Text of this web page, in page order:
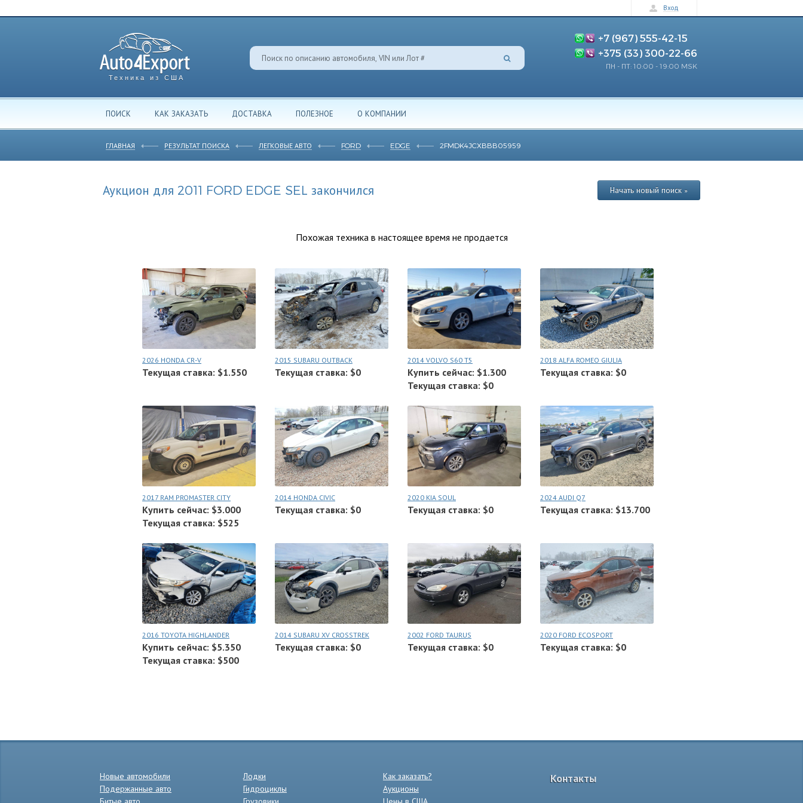
Вход
Техника из США
+7 (967) 555-42-15
+375 (33) 300-22-66
ПН - ПТ: 10:00 - 19:00 MSK
ПОИСК КАК ЗАКАЗАТЬ ДОСТАВКА ПОЛЕЗНОЕ О КОМПАНИИ
ГЛАВНАЯ РЕЗУЛЬТАТ ПОИСКА ЛЕГКОВЫЕ АВТО FORD EDGE 2FMDK4JCXBBB05959
Аукцион для 2011 FORD EDGE SEL закончился Начать новый поиск »
Похожая техника в настоящее время не продается
2026 HONDA CR-V
Текущая ставка: $1.550
2015 SUBARU OUTBACK
Текущая ставка: $0
2014 VOLVO S60 T5
Купить сейчас: $1.300
Текущая ставка: $0
2018 ALFA ROMEO GIULIA
Текущая ставка: $0
2017 RAM PROMASTER CITY
Купить сейчас: $3.000
Текущая ставка: $525
2014 HONDA CIVIC
Текущая ставка: $0
2020 KIA SOUL
Текущая ставка: $0
2024 AUDI Q7
Текущая ставка: $13.700
2016 TOYOTA HIGHLANDER
Купить сейчас: $5.350
Текущая ставка: $500
2014 SUBARU XV CROSSTREK
Текущая ставка: $0
2002 FORD TAURUS
Текущая ставка: $0
2020 FORD ECOSPORT
Текущая ставка: $0
Новые автомобили
Подержанные авто
Лодки
Гидроциклы
Как заказать?
Аукционы
Контакты